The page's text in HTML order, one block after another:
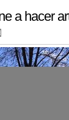
a hacer